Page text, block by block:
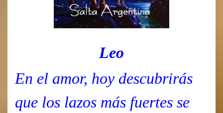
Leo
En el amor, hoy descubrirás
que los lazos más fuertes se